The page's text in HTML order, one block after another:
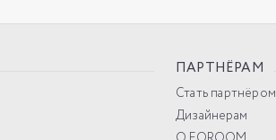
ПАРТНЁРАМ
Стать партнёром
Дизайнерам